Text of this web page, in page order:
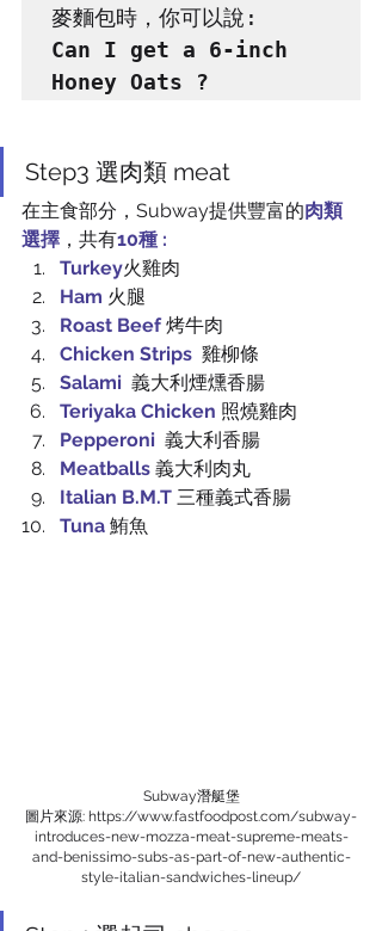
Can I get a 6-inch
Honey Oats ?
Step3 選肉類 meat
在主食部分，Subway提供豐富的肉類
選擇 ，共有10種 :
Turkey火雞肉
Ham 火腿
Roast Beef 烤牛肉
Chicken Strips 雞柳條
Salami 義大利煙燻香腸
Teriyaka Chicken 照燒雞肉
Pepperoni
  義大利香腸
Meatballs 義大利肉丸
Italian B.M.T 三種義式香腸
Tuna 鮪魚
Subway潛艇堡
圖片來源: https://www.fastfoodpost.com/subway-
introduces-new-mozza-meat-supreme-meats-
and-benissimo-subs-as-part-of-new-authentic-
style-italian-sandwiches-lineup/